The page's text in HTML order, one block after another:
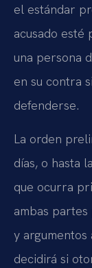
el estándar
acusado esté
una persona
en su contra
defenderse.
La orden
días, o hasta
que ocurra
ambas
y
decidirá si